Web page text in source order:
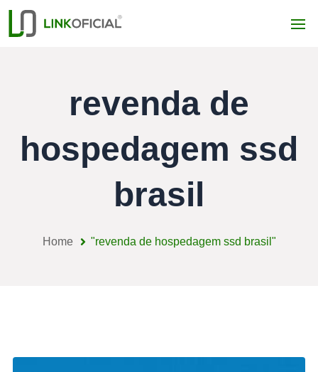
revenda de
hospedagem ssd
brasil
Home "revenda de hospedagem ssd brasil"